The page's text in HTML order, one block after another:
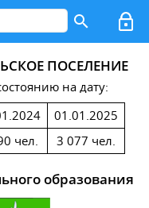
ПОСЕЛЕНИЕ
на дату:
чел.
01.01.2025
3 077 чел.
образования